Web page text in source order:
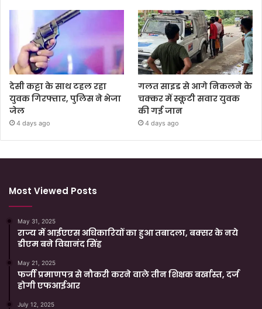
देसी कट्टा के साथ टहल रहा
युवक गिरफ्तार, पुलिस ने भेजा
जेल
4 days ago
गलत साइड से आगे निकलने के
चक्कर में स्कूटी सवार युवक
की गई जान
4 days ago
Most Viewed Posts
May 31, 2025
राज्य में आईएएस अधिकारियों का हुआ तबादला, बक्सर के नये
डीएम बने विद्यानंद सिंह
May 21, 2025
फर्जी प्रमाणपत्र से नौकरी करने वाले तीन शिक्षक बर्खास्त, दर्ज
होगी एफआईआर
July 12, 2025